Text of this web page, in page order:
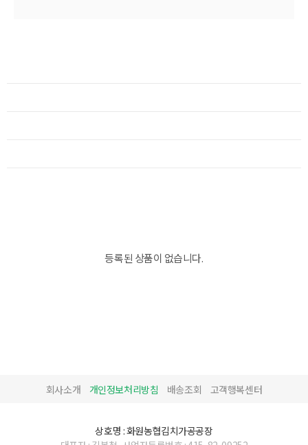
등록된 상품이 없습니다.
회사소개 개인정보처리방침 배송조회 고객행복센터
상호명 : 화원농협김치가공공장